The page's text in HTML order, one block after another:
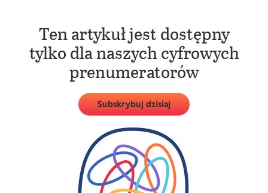
Ten artykuł jest dostępny
tylko dla naszych cyfrowych
prenumeratorów
Subskrybuj dzisiaj